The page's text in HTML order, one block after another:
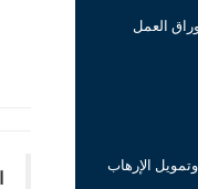
العمل
الإرهاب